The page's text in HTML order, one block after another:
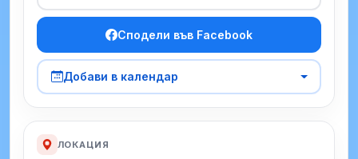
Сподели във Facebook
Добави в календар
ЛОКАЦИЯ